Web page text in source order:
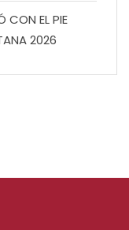
CON EL PIE
2026